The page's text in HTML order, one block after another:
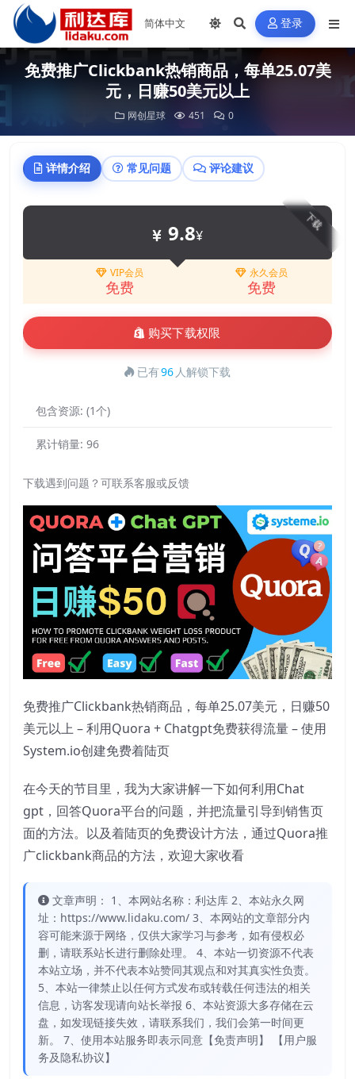
登录
免费推广Clickbank热销商品，每单25.07美
元，日赚50美元以上
网创星球 451 0
详情介绍 常见问题 评论建议
下载
9.8¥
VIP会员
免费
永久会员
免费
购买下载权限
已有96 人解锁下载
包含资源: (1个)
累计销量: 96
下载遇到问题？可联系客服或反馈
免费推广Clickbank热销商品，每单25.07美元，日赚50
美元以上 – 利用Quora + Chatgpt免费获得流量 – 使用
System.io创建免费着陆页
在今天的节目里，我为大家讲解一下如何利用Chat
gpt，回答Quora平台的问题，并把流量引导到销售页
面的方法。以及着陆页的免费设计方法，通过Quora推
广clickbank商品的方法，欢迎大家收看
文章声明： 1、本网站名称：利达库 2、本站永久网
址：https://www.lidaku.com/ 3、本网站的文章部分内
容可能来源于网络，仅供大家学习与参考，如有侵权必
删，请联系站长进行删除处理。 4、本站一切资源不代表
本站立场，并不代表本站赞同其观点和对其真实性负责。
5、本站一律禁止以任何方式发布或转载任何违法的相关
信息，访客发现请向站长举报 6、本站资源大多存储在云
盘，如发现链接失效，请联系我们，我们会第一时间更
新。 7、使用本站服务即表示同意【免责声明】 【用户服
务及隐私协议】